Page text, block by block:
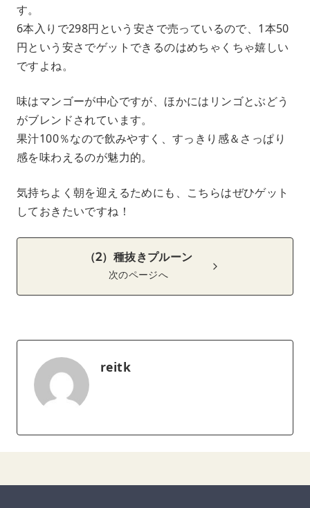
す。
6本入りで298円という安さで売っているので、1本50
円という安さでゲットできるのはめちゃくちゃ嬉しい
ですよね。
味はマンゴーが中心ですが、ほかにはリンゴとぶどう
がブレンドされています。
果汁100％なので飲みやすく、すっきり感＆さっぱり
感を味わえるのが魅力的。
気持ちよく朝を迎えるためにも、こちらはぜひゲット
しておきたいですね！
（2）種抜きプルーン
次のページへ
reitk